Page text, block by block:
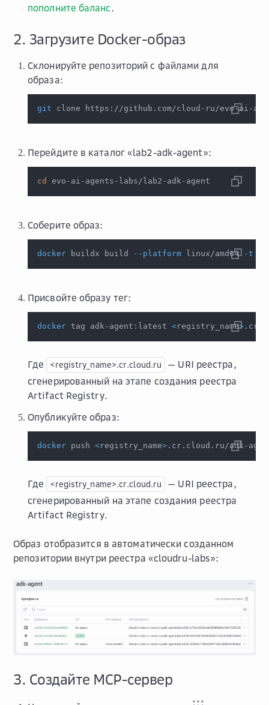
пополните баланс.
2. Загрузите Docker-образ
Склонируйте репозиторий с файлами для
образа:
git clone https://github.com/cloud-ru/evo-ai-
Перейдите в каталог «lab2-adk-agent»:
cd evo-ai-agents-labs/lab2-adk-agent
Соберите образ:
docker buildx build --platform linux/amd64 -t
Присвойте образу тег:
docker tag adk-agent:latest <registry_name>
Где <registry_name>.cr.cloud.ru
— URI реестра,
сгенерированный на этапе создания реестра
Artifact Registry.
Опубликуйте образ:
docker push <registry_name> .cr.cloud.ru/adk-
Где <registry_name>.cr.cloud.ru
— URI реестра,
сгенерированный на этапе создания реестра
Artifact Registry.
Образ отобразится в автоматически созданном
репозитории внутри реестра «cloudru-labs»:
3. Создайте MCP-сервер